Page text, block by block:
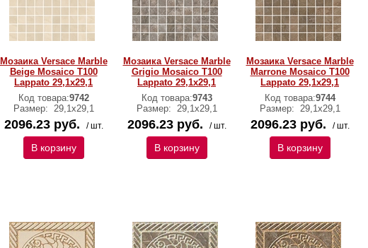
Мозаика Versace Marble
Beige Mosaico T100
Lappato 29,1х29,1
Код товара:9742
Размер: 29,1х29,1
2096.23 руб. / шт.
В корзину
Мозаика Versace Marble
Grigio Mosaico T100
Lappato 29,1х29,1
Код товара:9743
Размер: 29,1х29,1
2096.23 руб. / шт.
В корзину
Мозаика Versace Marble
Marrone Mosaico T100
Lappato 29,1х29,1
Код товара:9744
Размер: 29,1х29,1
2096.23 руб. / шт.
В корзину